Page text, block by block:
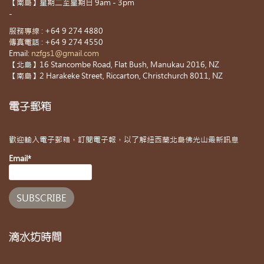
【南島】星期二至星期日 9am - 3pm
-
服務專線 : +64 9 274 4880
傳真電話 : +64 9 274 4550
Email: nzfgs1@gmail.com
【北島】16 Stancombe Road, Flat Bush, Manukau 2016, NZ
【南島】2 Harakeke Street, Riccarton, Christchurch 8011, NZ
電子郵箱
歡迎輸入電子郵箱，訂閱電子報，以了解紐西蘭北島佛光山最新訊息
Email*
滴水坊時間